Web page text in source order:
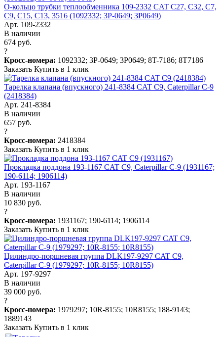
О-кольцо трубки теплообменника 109-2332 CAT C27, C32, C7,
C9, C15, C13, 3516 (1092332; 3P-0649; 3P0649)
Арт. 109-2332
В наличии
674 руб.
?
Кросс-номера: 1092332; 3P-0649; 3P0649; 8T-7186; 8T7186
Заказать Купить в 1 клик
Тарелка клапана (впускного) 241-8384 CAT C9, Caterpillar C-9
(2418384)
Арт. 241-8384
В наличии
657 руб.
?
Кросс-номера: 2418384
Заказать Купить в 1 клик
Прокладка поддона 193-1167 CAT C9, Caterpillar C-9 (1931167;
190-6114; 1906114)
Арт. 193-1167
В наличии
10 830 руб.
?
Кросс-номера: 1931167; 190-6114; 1906114
Заказать Купить в 1 клик
Цилиндро-поршневая группа DLK197-9297 CAT C9,
Caterpillar C-9 (1979297; 10R-8155; 10R8155)
Арт. 197-9297
В наличии
39 000 руб.
?
Кросс-номера: 1979297; 10R-8155; 10R8155; 188-9143;
1889143
Заказать Купить в 1 клик